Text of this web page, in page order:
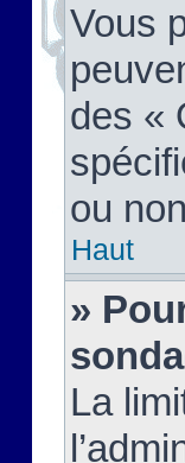
Vous
des «
ou
Haut
»
La